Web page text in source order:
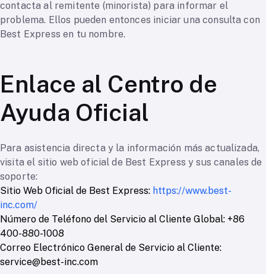
contacta al remitente (minorista) para informar el
problema. Ellos pueden entonces iniciar una consulta con
Best Express en tu nombre.
Enlace al Centro de
Ayuda Oficial
Para asistencia directa y la información más actualizada,
visita el sitio web oficial de Best Express y sus canales de
soporte:
Sitio Web Oficial de Best Express: https://www.best-
inc.com/
Número de Teléfono del Servicio al Cliente Global: +86
400-880-1008
Correo Electrónico General de Servicio al Cliente:
service@best-inc.com